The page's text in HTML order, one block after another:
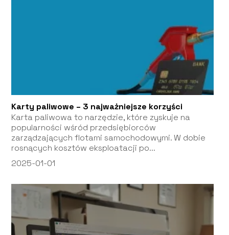
Karty paliwowe – 3 najważniejsze korzyści
Karta paliwowa to narzędzie, które zyskuje na
popularności wśród przedsiębiorców
zarządzających flotami samochodowymi. W dobie
rosnących kosztów eksploatacji po...
2025-01-01